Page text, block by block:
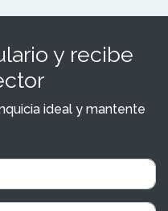
y recibe
ideal y mantente